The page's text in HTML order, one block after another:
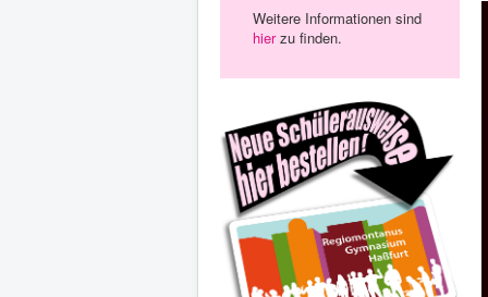
Weitere Informationen sind
hierzu finden.